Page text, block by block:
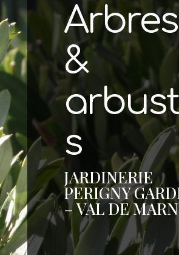
Arbres
&
s
JARDINERIE
PERIGNY
– VAL DE